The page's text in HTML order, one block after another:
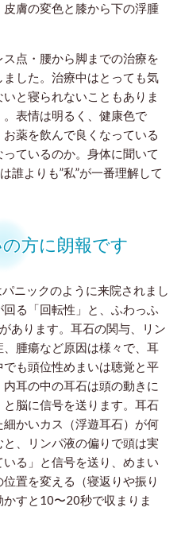
膚の変色と膝から下の浮腫
点・腰から脚までの治療を
した。治療中はとっても気
と寝られないこともありま
表情は明るく、健康色で
薬を飲んで良くなっている
ているのか。身体に聞いて
誰よりも”私”が一番理解して
方に朗報です
ニックのように来院されまし
る「回転性」と、ふわっふ
あります。耳石の関与、リン
腫瘍など原因は様々で、耳
も頭位性めまいは聴覚と平
耳の中の耳石は頭の動きに
脳に信号を送ります。耳石
かいカス（浮遊耳石）が何
、リンパ液の偏りで頭は実
る」と信号を送り、めまい
置を変える（寝返りや振り
すと10〜20秒で収まりま